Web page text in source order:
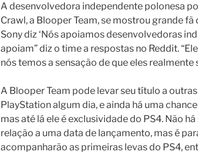
A desenvolvedora independente polonesa
Crawl, a Blooper Team, se mostrou grande fã
Sony diz ‘Nós apoiamos desenvolvedoras
apoiam” diz o time a respostas no Reddit.
nós temos a sensação de que eles realmente
A Blooper Team pode levar seu título a
PlayStation algum dia, e ainda há uma
mas até lá ele é exclusividade do PS4. Não
relação a uma data de lançamento, mas é
acompanharão as primeiras levas do PS4,